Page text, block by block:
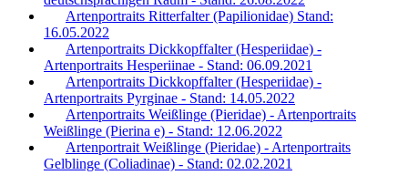
Artenportraits Ritterfalter (Papilionidae) Stand:
16.05.2022
Artenportraits Dickkopffalter (Hesperiidae) -
Artenportraits Hesperiinae - Stand: 06.09.2021
Artenportraits Dickkopffalter (Hesperiidae) -
Artenportraits Pyrginae - Stand: 14.05.2022
Artenportraits Weißlinge (Pieridae) - Artenportraits
Weißlinge (Pierina e) - Stand: 12.06.2022
Artenportrait Weißlinge (Pieridae) - Artenportraits
Gelblinge (Coliadinae) - Stand: 02.02.2021